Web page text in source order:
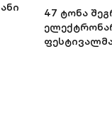
47 ტონა